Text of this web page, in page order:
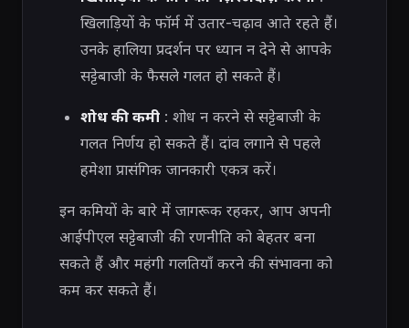
खिलाड़ियों के फॉर्म में उतार-चढ़ाव आते रहते हैं।
उनके हालिया प्रदर्शन पर ध्यान न देने से आपके
सट्टेबाजी के फैसले गलत हो सकते हैं।
शोध की कमी: शोध न करने से सट्टेबाजी के
गलत निर्णय हो सकते हैं। दांव लगाने से पहले
हमेशा प्रासंगिक जानकारी एकत्र करें।
इन कमियों के बारे में जागरूक रहकर, आप अपनी
आईपीएल सट्टेबाजी की रणनीति को बेहतर बना
सकते हैं और महंगी गलतियाँ करने की संभावना को
कम कर सकते हैं।